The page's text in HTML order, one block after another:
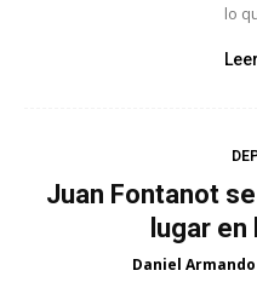
lo
Juan Fontanot
lugar en
Daniel